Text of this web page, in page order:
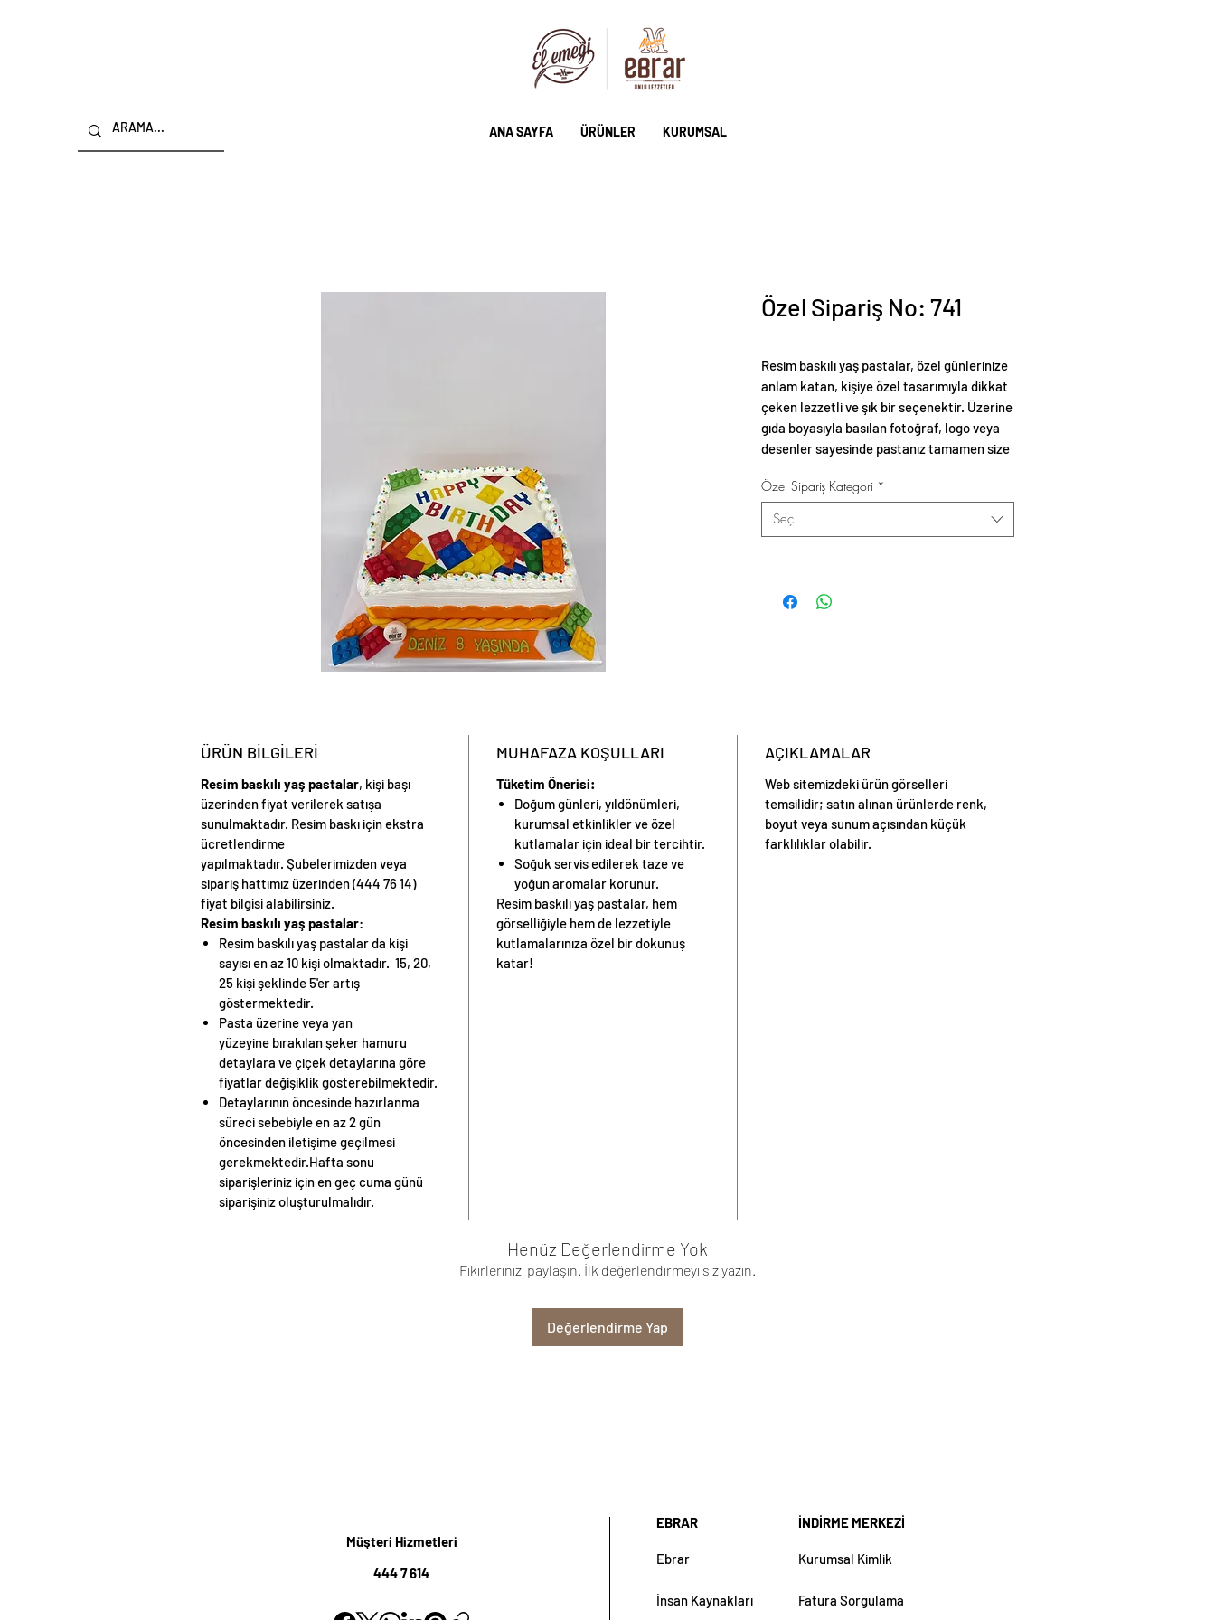
ANA SAYFA ÜRÜNLER KURUMSAL
Özel Sipariş No: 741
Resim baskılı yaş pastalar, özel günlerinize
anlam katan, kişiye özel tasarımıyla dikkat
çeken lezzetli ve şık bir seçenektir. Üzerine
gıda boyasıyla basılan fotoğraf, logo veya
desenler sayesinde pastanız tamamen size
Özel Sipariş Kategori *
Seç
ÜRÜN BİLGİLERİ
Resim baskılı yaş pastalar, kişi başı
üzerinden fiyat verilerek satışa
sunulmaktadır. Resim baskı için ekstra
ücretlendirme
yapılmaktadır. Şubelerimizden veya
sipariş hattımız üzerinden (444 76 14)
fiyat bilgisi alabilirsiniz.
Resim baskılı yaş pastalar:
Resim baskılı yaş pastalar da kişi
sayısıen az 10 kişi olmaktadır. 15, 20,
25 kişi şeklinde 5'er artış
göstermektedir.
Pasta üzerine veya yan
yüzeyine bırakılan şeker hamuru
detaylara ve çiçek detaylarına göre
fiyatlar değişiklik gösterebilmektedir.
Detaylarının öncesinde hazırlanma
süreci sebebiyle en az 2 gün
öncesinden iletişime geçilmesi
gerekmektedir.Hafta sonu
siparişleriniz için en geç cuma günü
siparişiniz oluşturulmalıdır.
MUHAFAZA KOŞULLARI
Tüketim Önerisi:
Doğum günleri, yıldönümleri,
kurumsal etkinlikler ve özel
kutlamalar için ideal bir tercihtir.
Soğuk servis edilerek taze ve
yoğun aromalar korunur.
Resim baskılı yaş pastalar, hem
görselliğiyle hem de lezzetiyle
kutlamalarınıza özel bir dokunuş
katar!
AÇIKLAMALAR
Web sitemizdeki ürün görselleri
temsilidir; satın alınan ürünlerde renk,
boyut veya sunum açısından küçük
farklılıklar olabilir.
Henüz Değerlendirme Yok
Fikirlerinizi paylaşın. İlk değerlendirmeyi siz yazın.
Değerlendirme Yap
Müşteri Hizmetleri
444 7 614
EBRAR
Ebrar
İnsan Kaynakları
İNDİRME MERKEZİ
Kurumsal Kimlik
Fatura Sorgulama